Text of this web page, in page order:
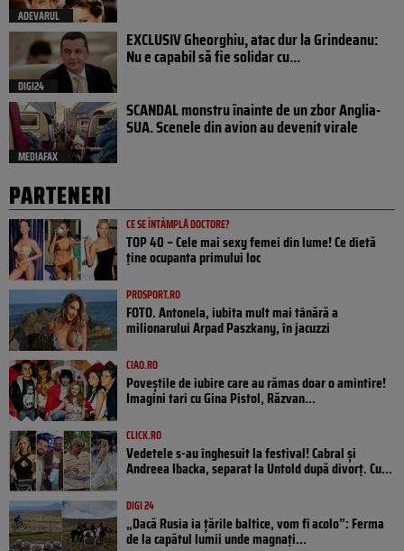
ADEVARUL
DIGI24
EXCLUSIV Gheorghiu, atac dur la Grindeanu:
Nu e capabil să fie solidar cu...
MEDIAFAX
SCANDAL monstru înainte de un zbor Anglia-
SUA. Scenele din avion au devenit virale
PARTENERI
CE SE ÎNTÂMPLĂ DOCTORE?
TOP 40 – Cele mai sexy femei din lume! Ce dietă
ține ocupanta primului loc
PROSPORT.RO
FOTO. Antonela, iubita mult mai tânără a
milionarului Arpad Paszkany, în jacuzzi
CIAO.RO
Poveştile de iubire care au rămas doar o amintire!
Imagini tari cu Gina Pistol, Răzvan...
CLICK.RO
Vedetele s-au înghesuit la festival! Cabral și
Andreea Ibacka, separat la Untold după divorț. Cu...
DIGI 24
„Dacă Rusia ia țările baltice, vom fi acolo”: Ferma
de la capătul lumii unde magnați...